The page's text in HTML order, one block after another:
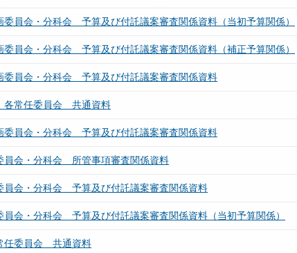
員会・分科会 予算及び付託議案審査関係資料（当初予算関係）
員会・分科会 予算及び付託議案審査関係資料（補正予算関係）
員会・分科会 予算及び付託議案審査関係資料
各常任委員会 共通資料
員会・分科会 予算及び付託議案審査関係資料
会・分科会 所管事項審査関係資料
会・分科会 予算及び付託議案審査関係資料
会・分科会 予算及び付託議案審査関係資料（当初予算関係）
任委員会 共通資料